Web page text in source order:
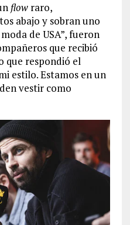
flow raro,
abajo y sobran uno
de USA”, fueron
que recibió
que respondió el
estilo. Estamos en un
vestir como